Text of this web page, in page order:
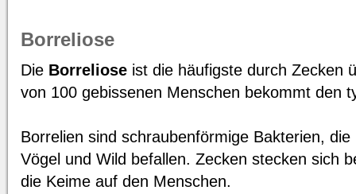
Borreliose
Die Borreliose ist die häufigste durch Zecken
von 100 gebissenen Menschen bekommt den
Borrelien sind schraubenförmige Bakterien,
Vögel und Wild befallen. Zecken stecken sich
die Keime auf den Menschen.